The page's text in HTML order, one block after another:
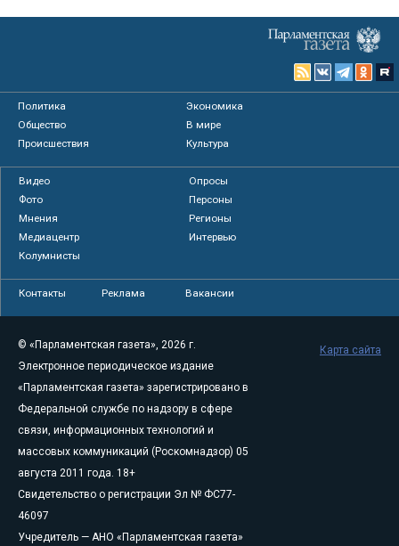
Политика
Экономика
Общество
В мире
Происшествия
Культура
Видео
Опросы
Фото
Персоны
Мнения
Регионы
Медиацентр
Интервью
Колумнисты
Контакты Реклама Вакансии
© «Парламентская газета», 2026 г.
Электронное периодическое издание
«Парламентская газета» зарегистрировано в
Федеральной службе по надзору в сфере
связи, информационных технологий и
массовых коммуникаций (Роскомнадзор) 05
августа 2011 года. 18+
Свидетельство о регистрации Эл № ФС77-
46097
Учредитель — АНО «Парламентская газета»
Карта сайта